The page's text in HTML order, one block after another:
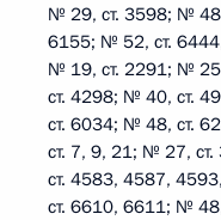
№ 29, ст. 3598; №
6155; № 52, ст.
№ 19, ст. 2291; №
ст. 4298; № 40, ст.
ст. 6034; № 48, ст.
ст. 7, 9, 21; № 27,
ст. 4583, 4587,
ст. 6610, 6611; №